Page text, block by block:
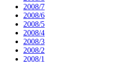
2008/7
2008/6
2008/5
2008/4
2008/3
2008/2
2008/1